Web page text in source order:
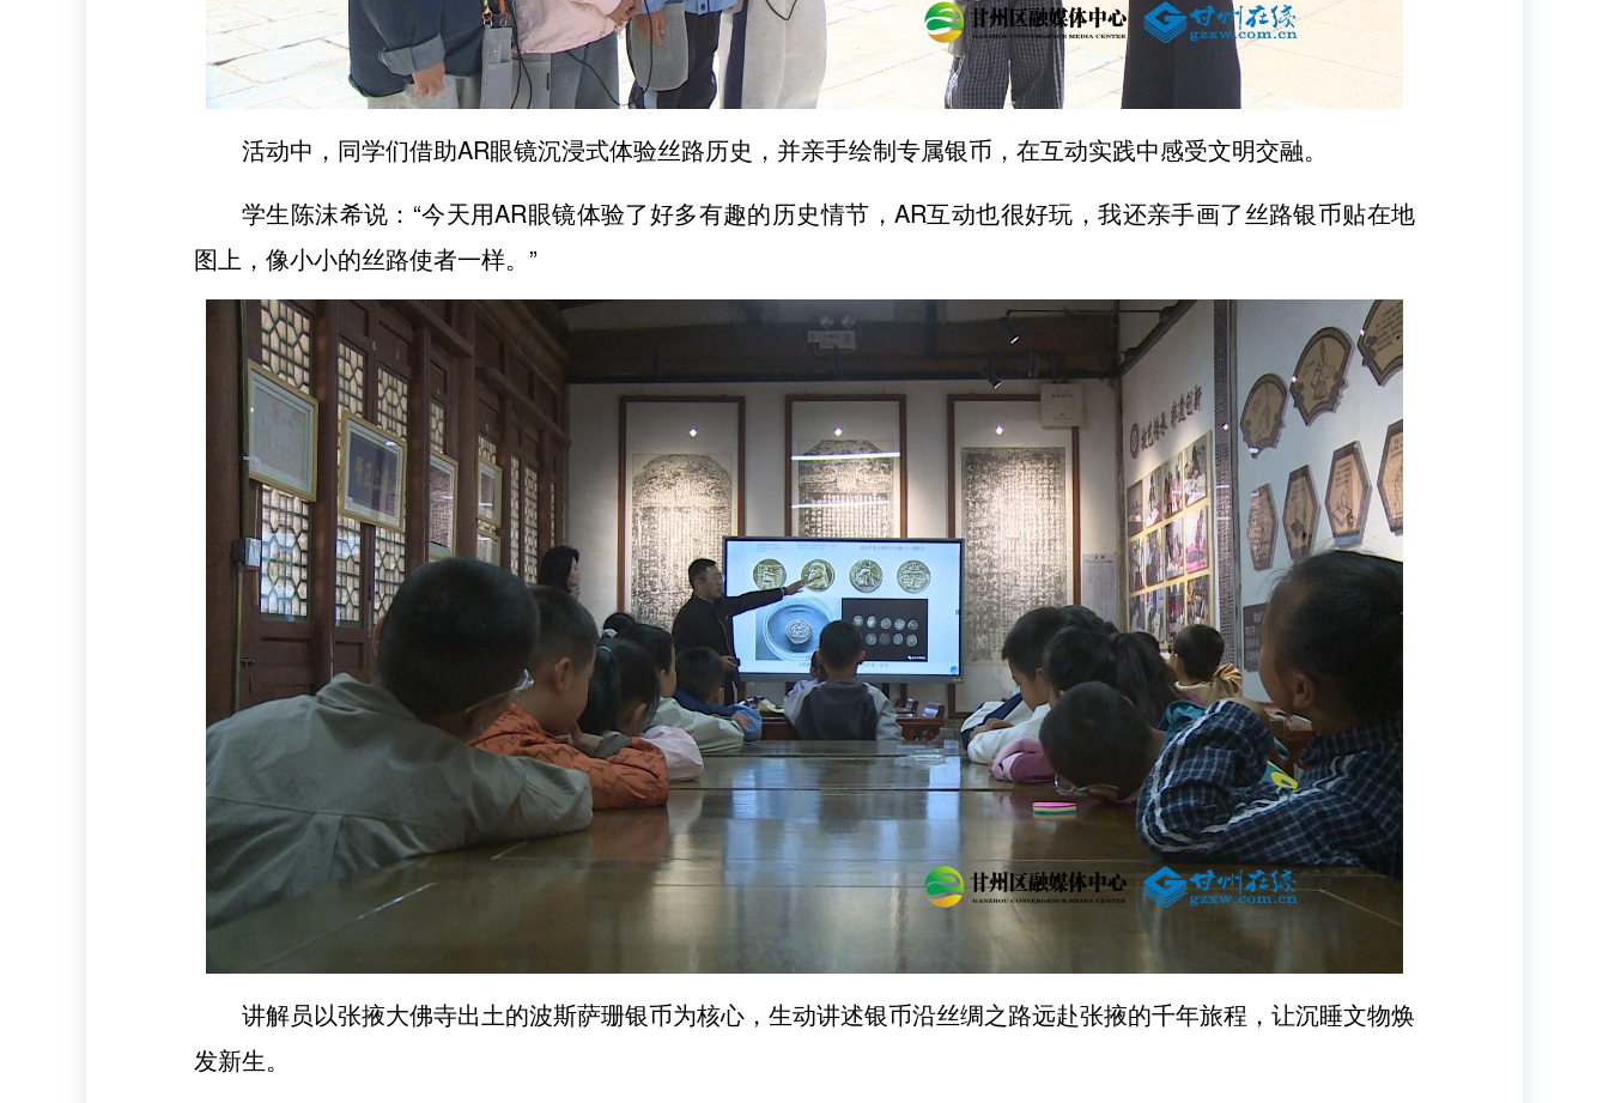
活动中，同学们借助AR眼镜沉浸式体验丝路历史，并亲手绘制专属银币，在互动实践中感受文明交融。
学生陈沫希说：“今天用AR眼镜体验了好多有趣的历史情节，AR互动也很好玩，我还亲手画了丝路银币贴在地
图上，像小小的丝路使者一样。”
讲解员以张掖大佛寺出土的波斯萨珊银币为核心，生动讲述银币沿丝绸之路远赴张掖的千年旅程，让沉睡文物焕
发新生。